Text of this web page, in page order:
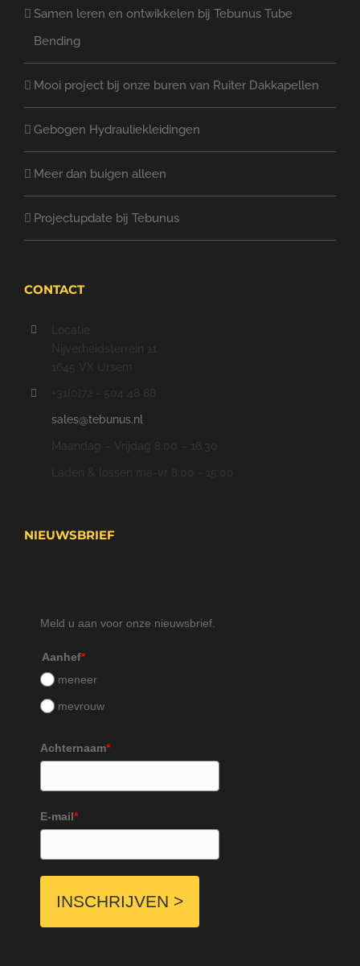
Samen leren en ontwikkelen bij Tebunus Tube
Bending
Mooi project bij onze buren van Ruiter Dakkapellen
Gebogen Hydrauliekleidingen
Meer dan buigen alleen
Projectupdate bij Tebunus
CONTACT
sales@tebunus.nl
NIEUWSBRIEF
Meld u aan voor onze nieuwsbrief.
Aanhef*
meneer
mevrouw
Achternaam*
E-mail*
INSCHRIJVEN >